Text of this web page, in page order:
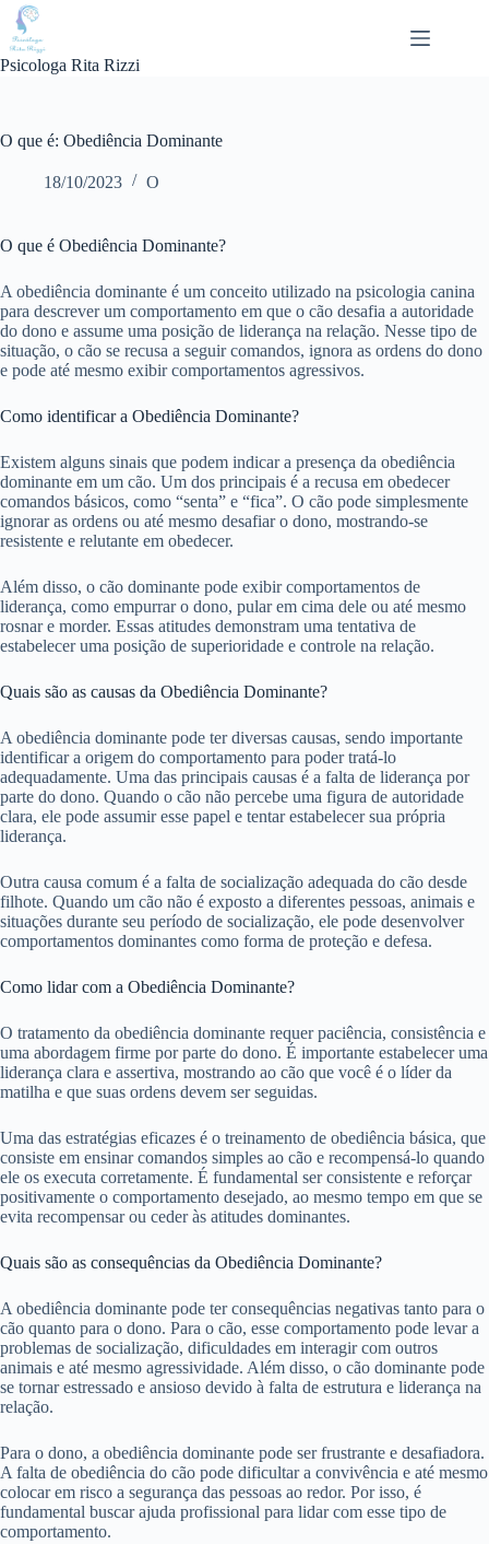
Pular
para
conteúdo
Psicologa Rita Rizzi
O que é: Obediência Dominante
18/10/2023 O
O que é Obediência Dominante?
A obediência dominante é um conceito utilizado na psicologia canina
para descrever um comportamento em que o cão desafia a autoridade
do dono e assume uma posição de liderança na relação. Nesse tipo de
situação, o cão se recusa a seguir comandos, ignora as ordens do dono
e pode até mesmo exibir comportamentos agressivos.
Como identificar a Obediência Dominante?
Existem alguns sinais que podem indicar a presença da obediência
dominante em um cão. Um dos principais é a recusa em obedecer
comandos básicos, como “senta” e “fica”. O cão pode simplesmente
ignorar as ordens ou até mesmo desafiar o dono, mostrando-se
resistente e relutante em obedecer.
Além disso, o cão dominante pode exibir comportamentos de
liderança, como empurrar o dono, pular em cima dele ou até mesmo
rosnar e morder. Essas atitudes demonstram uma tentativa de
estabelecer uma posição de superioridade e controle na relação.
Quais são as causas da Obediência Dominante?
A obediência dominante pode ter diversas causas, sendo importante
identificar a origem do comportamento para poder tratá-lo
adequadamente. Uma das principais causas é a falta de liderança por
parte do dono. Quando o cão não percebe uma figura de autoridade
clara, ele pode assumir esse papel e tentar estabelecer sua própria
liderança.
Outra causa comum é a falta de socialização adequada do cão desde
filhote. Quando um cão não é exposto a diferentes pessoas, animais e
situações durante seu período de socialização, ele pode desenvolver
comportamentos dominantes como forma de proteção e defesa.
Como lidar com a Obediência Dominante?
O tratamento da obediência dominante requer paciência, consistência e
uma abordagem firme por parte do dono. É importante estabelecer uma
liderança clara e assertiva, mostrando ao cão que você é o líder da
matilha e que suas ordens devem ser seguidas.
Uma das estratégias eficazes é o treinamento de obediência básica, que
consiste em ensinar comandos simples ao cão e recompensá-lo quando
ele os executa corretamente. É fundamental ser consistente e reforçar
positivamente o comportamento desejado, ao mesmo tempo em que se
evita recompensar ou ceder às atitudes dominantes.
Quais são as consequências da Obediência Dominante?
A obediência dominante pode ter consequências negativas tanto para o
cão quanto para o dono. Para o cão, esse comportamento pode levar a
problemas de socialização, dificuldades em interagir com outros
animais e até mesmo agressividade. Além disso, o cão dominante pode
se tornar estressado e ansioso devido à falta de estrutura e liderança na
relação.
Para o dono, a obediência dominante pode ser frustrante e desafiadora.
A falta de obediência do cão pode dificultar a convivência e até mesmo
colocar em risco a segurança das pessoas ao redor. Por isso, é
fundamental buscar ajuda profissional para lidar com esse tipo de
comportamento.